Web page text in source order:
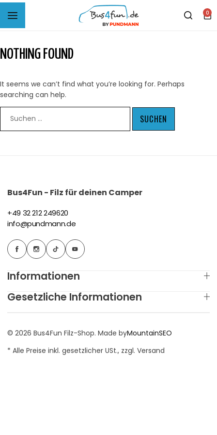
0
NOTHING FOUND
It seems we can’t find what you’re looking for. Perhaps
searching can help.
Bus4Fun - Filz für deinen Camper
+49 32 212 249620
info@pundmann.de
Informationen
Gesetzliche Informationen
© 2026 Bus4Fun Filz-Shop. Made byMountainSEO
* Alle Preise inkl. gesetzlicher USt., zzgl. Versand
B4F Selbstklebendes Filz
B4F Woll-Filz